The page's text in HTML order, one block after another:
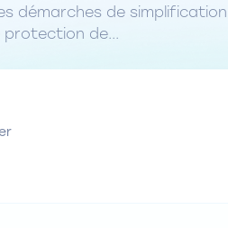
démarches de
protection de...